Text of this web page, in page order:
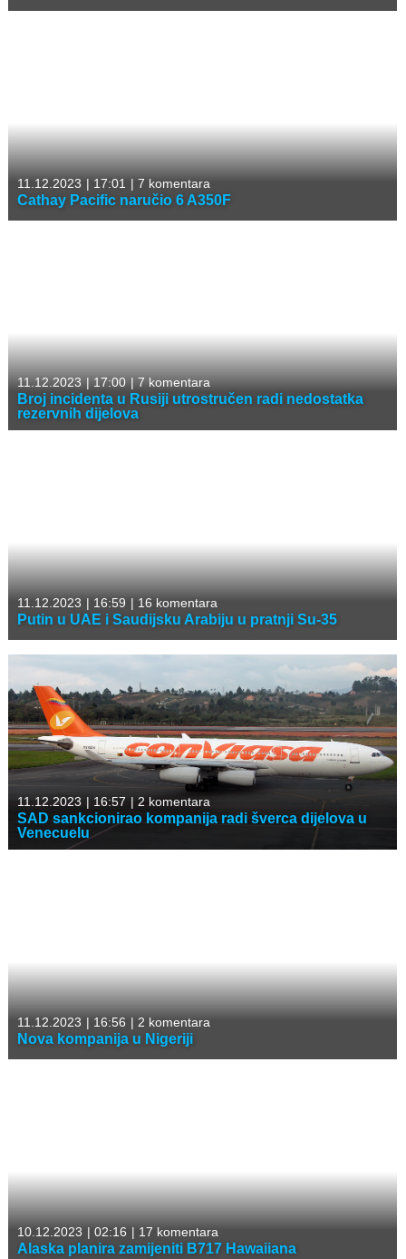
11.12.2023 | 17:01 | 7 komentara
Cathay Pacific naručio 6 A350F
11.12.2023 |17:00 |7 komentara
Broj incidenta u Rusiji utrostručen radi nedostatka
rezervnih dijelova
11.12.2023 | 16:59 | 16 komentara
Putin u UAE i Saudijsku Arabiju u pratnji Su-35
11.12.2023 | 16:57 | 2 komentara
SAD sankcionirao kompanija radi šverca dijelova u
Venecuelu
11.12.2023 | 16:56 | 2 komentara
Nova kompanija u Nigeriji
10.12.2023 | 02:16 | 17 komentara
Alaska planira zamijeniti B717 Hawaiiana